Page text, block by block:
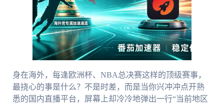
身在海外，每逢欧洲杯、NBA总决赛这样的顶级赛事，
最挠心的事是什么？不是时差，而是当你兴冲冲点开熟
悉的国内直播平台，屏幕上却冷冷地弹出一行“当前地区